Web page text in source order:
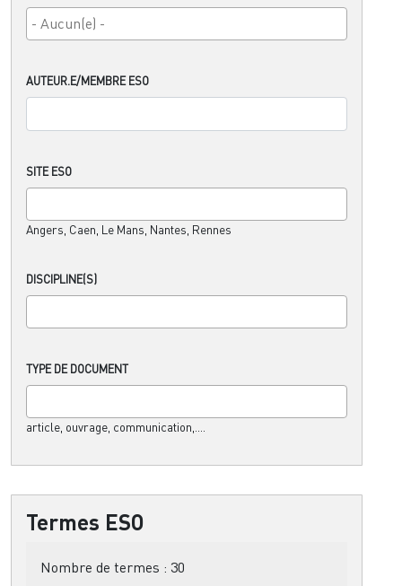
AUTEUR.E/MEMBRE ESO
SITE ESO
Angers, Caen, Le Mans, Nantes, Rennes
DISCIPLINE(S)
TYPE DE DOCUMENT
article, ouvrage, communication,....
Termes ESO
Nombre de termes : 30